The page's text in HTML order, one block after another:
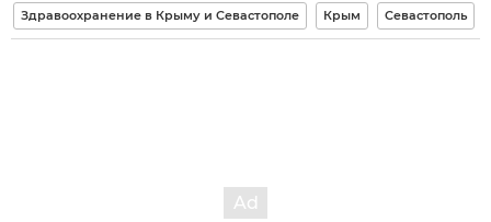
Здравоохранение в Крыму и Севастополе Крым Севастополь